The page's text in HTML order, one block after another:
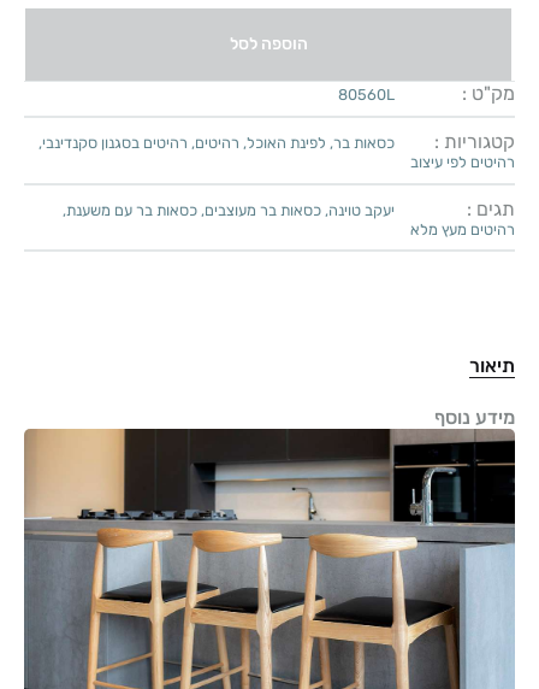
הוספה לסל
מק"ט : 80560L
קטגוריות : כסאות בר, לפינת האוכל, רהיטים, רהיטים בסגנון סקנדינבי,
רהיטים לפי עיצוב
תגים : יעקב טוינה, כסאות בר מעוצבים, כסאות בר עם משענת,
רהיטים מעץ מלא
תיאור
מידע נוסף